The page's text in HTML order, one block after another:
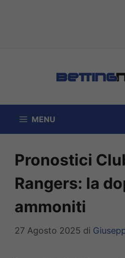
MENU
Pronostici
Rangers: la
ammoniti
27 Agosto 2025 di